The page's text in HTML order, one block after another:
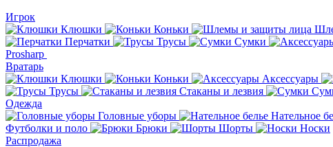
Игрок
Клюшки
Коньки
Перчатки
Трусы Сумки
Prosharp
Вратарь
Клюшки
Коньки Аксессуары
Трусы
Стаканы и лезвия
Одежда
Головные уборы
Нательное
Футболки и поло
Брюки Шорты
Носки
Распродажа